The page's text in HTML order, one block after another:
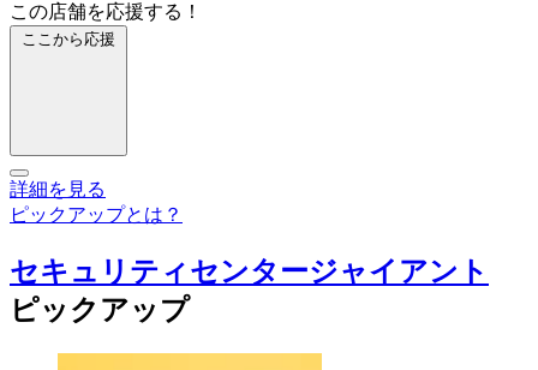
この店舗を応援する！
ここから応援
詳細を見る
ピックアップとは？
セキュリティセンタージャイアント
ピックアップ